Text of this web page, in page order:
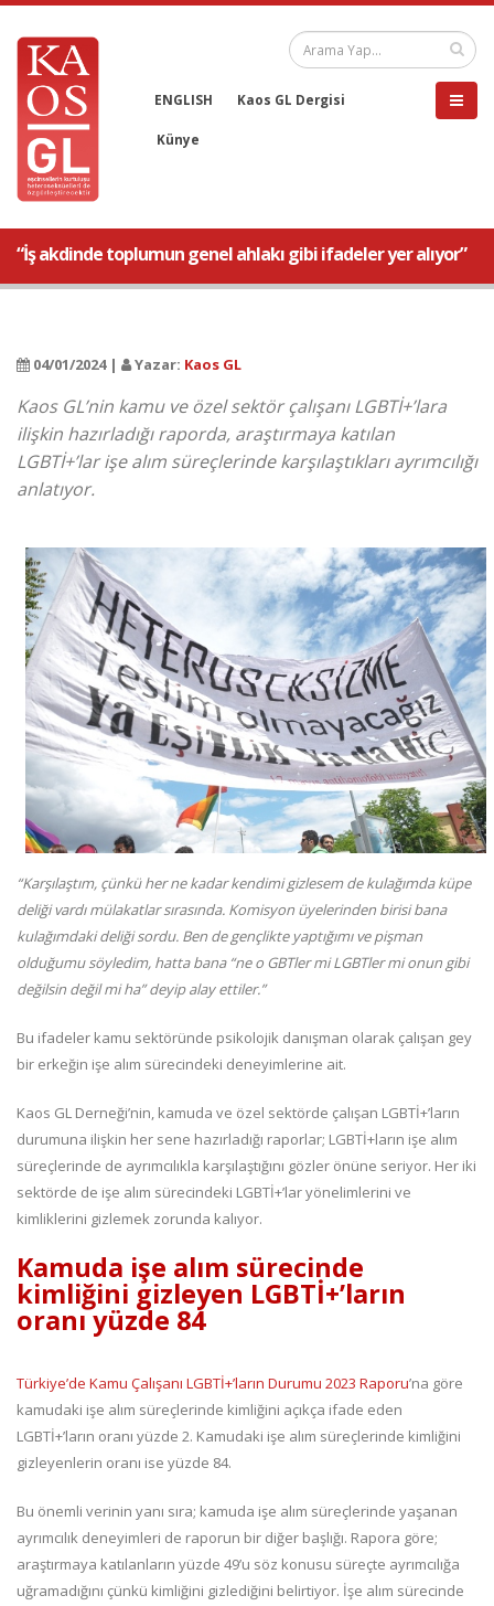
ENGLISH Kaos GL Dergisi
Künye
“İş akdinde toplumun genel ahlakı gibi ifadeler yer alıyor”
04/01/2024 | Yazar: Kaos GL
Kaos GL’nin kamu ve özel sektör çalışanı LGBTİ+’lara
ilişkin hazırladığı raporda, araştırmaya katılan
LGBTİ+’lar işe alım süreçlerinde karşılaştıkları ayrımcılığı
anlatıyor.
“Karşılaştım, çünkü her ne kadar kendimi gizlesem de kulağımda küpe
deliği vardı mülakatlar sırasında. Komisyon üyelerinden birisi bana
kulağımdaki deliği sordu. Ben de gençlikte yaptığımı ve pişman
olduğumu söyledim, hatta bana “ne o GBTler mi LGBTler mi onun gibi
değilsin değil mi ha” deyip alay ettiler.”
Bu ifadeler kamu sektöründe psikolojik danışman olarak çalışan gey
bir erkeğin işe alım sürecindeki deneyimlerine ait.
Kaos GL Derneği’nin, kamuda ve özel sektörde çalışan LGBTİ+’ların
durumuna ilişkin her sene hazırladığı raporlar; LGBTİ+ların işe alım
süreçlerinde de ayrımcılıkla karşılaştığını gözler önüne seriyor. Her iki
sektörde de işe alım sürecindeki LGBTİ+’lar yönelimlerini ve
kimliklerini gizlemek zorunda kalıyor.
Kamuda işe alım sürecinde
kimliğini gizleyen LGBTİ+’ların
oranı yüzde 84
Türkiye’de Kamu Çalışanı LGBTİ+’ların Durumu 2023 Raporu’na göre
kamudaki işe alım süreçlerinde kimliğini açıkça ifade eden
LGBTİ+’ların oranı yüzde 2. Kamudaki işe alım süreçlerinde kimliğini
gizleyenlerin oranı ise yüzde 84.
Bu önemli verinin yanı sıra; kamuda işe alım süreçlerinde yaşanan
ayrımcılık deneyimleri de raporun bir diğer başlığı. Rapora göre;
araştırmaya katılanların yüzde 49’u söz konusu süreçte ayrımcılığa
uğramadığını çünkü kimliğini gizlediğini belirtiyor. İşe alım sürecinde